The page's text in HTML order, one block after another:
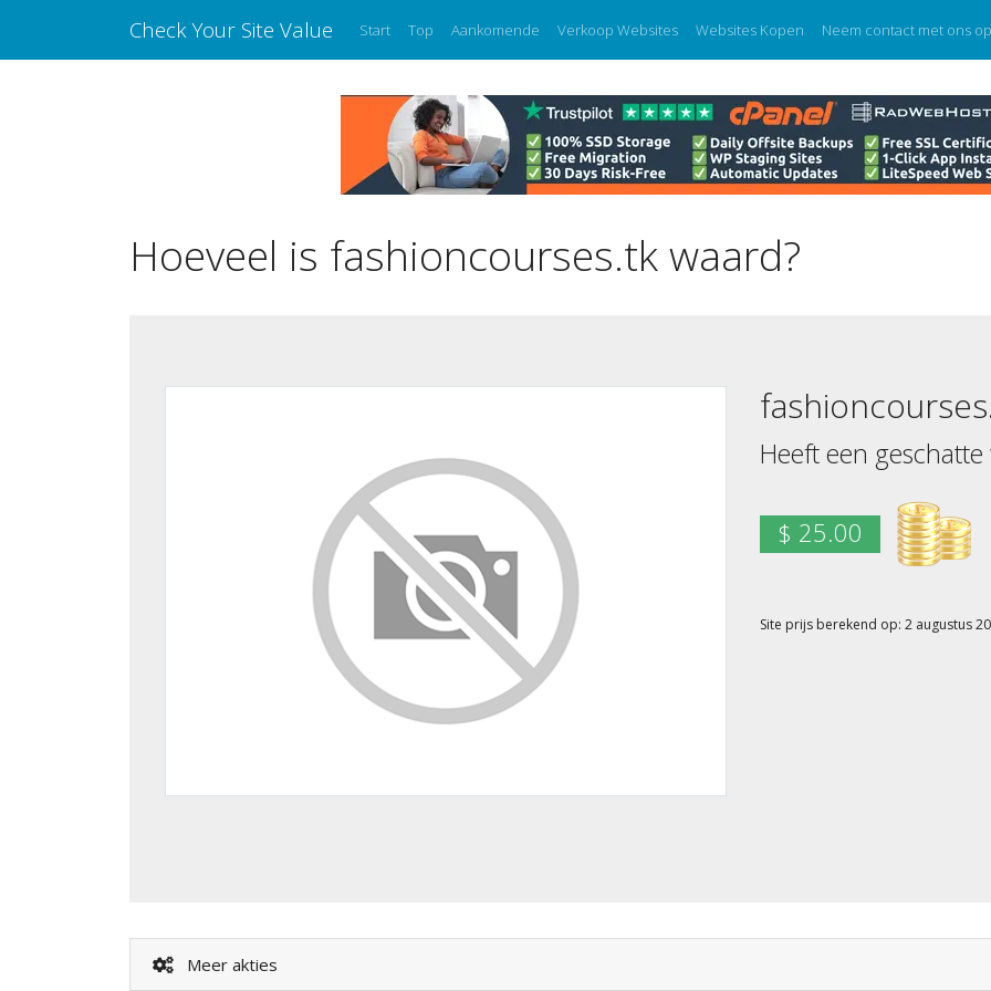
Check Your Site Value Start Top Aankomende Verkoop Websites Websites Kopen Neem contact met ons op
Hoeveel is fashioncourses.tk waard?
Heeft een
$ 25.00
Site prijs berekend op: 2 augustus
Meer akties